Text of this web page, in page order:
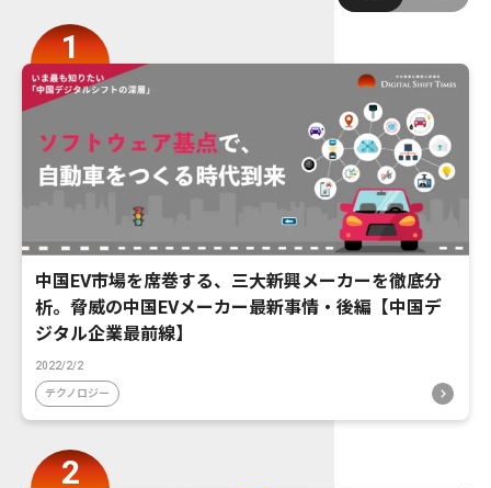
中国EV市場を席巻する、三大新興メーカーを徹底分
析。脅威の中国EVメーカー最新事情・後編【中国デ
ジタル企業最前線】
2022/2/2
テクノロジー